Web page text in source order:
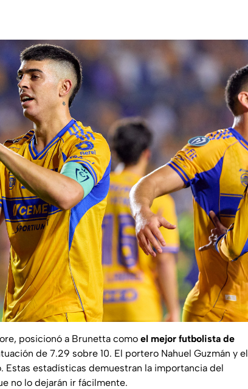
, posicionó a Brunetta como el mejor futbolista de
de 7.29 sobre 10. El portero Nahuel Guzmán y el
Estas estadísticas demuestran la importancia del
no lo dejarán ir fácilmente.